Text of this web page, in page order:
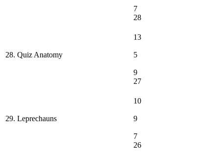
7
28
28. Quiz Anatomy
13
5
9
27
29. Leprechauns
10
9
7
26